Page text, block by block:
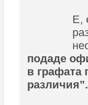
Е,
подаде
в графата
различия”.